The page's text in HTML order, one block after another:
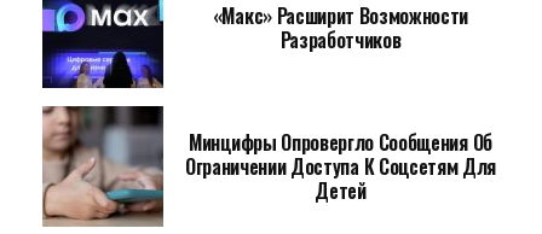
«Макс» Расширит Возможности
Разработчиков
Минцифры Опровергло Сообщения Об
Ограничении Доступа К Соцсетям Для
Детей